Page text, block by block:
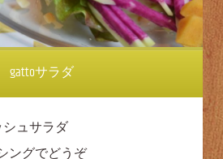
gattoサラダ
ュサラダ
ングでどうぞ